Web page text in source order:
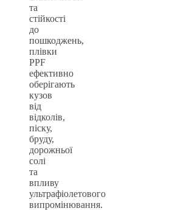
та
стійкості
до
пошкоджень,
плівки
PPF
ефективно
оберігають
кузов
від
відколів,
піску,
бруду,
дорожньої
солі
та
впливу
ультрафіолетового
випромінювання.